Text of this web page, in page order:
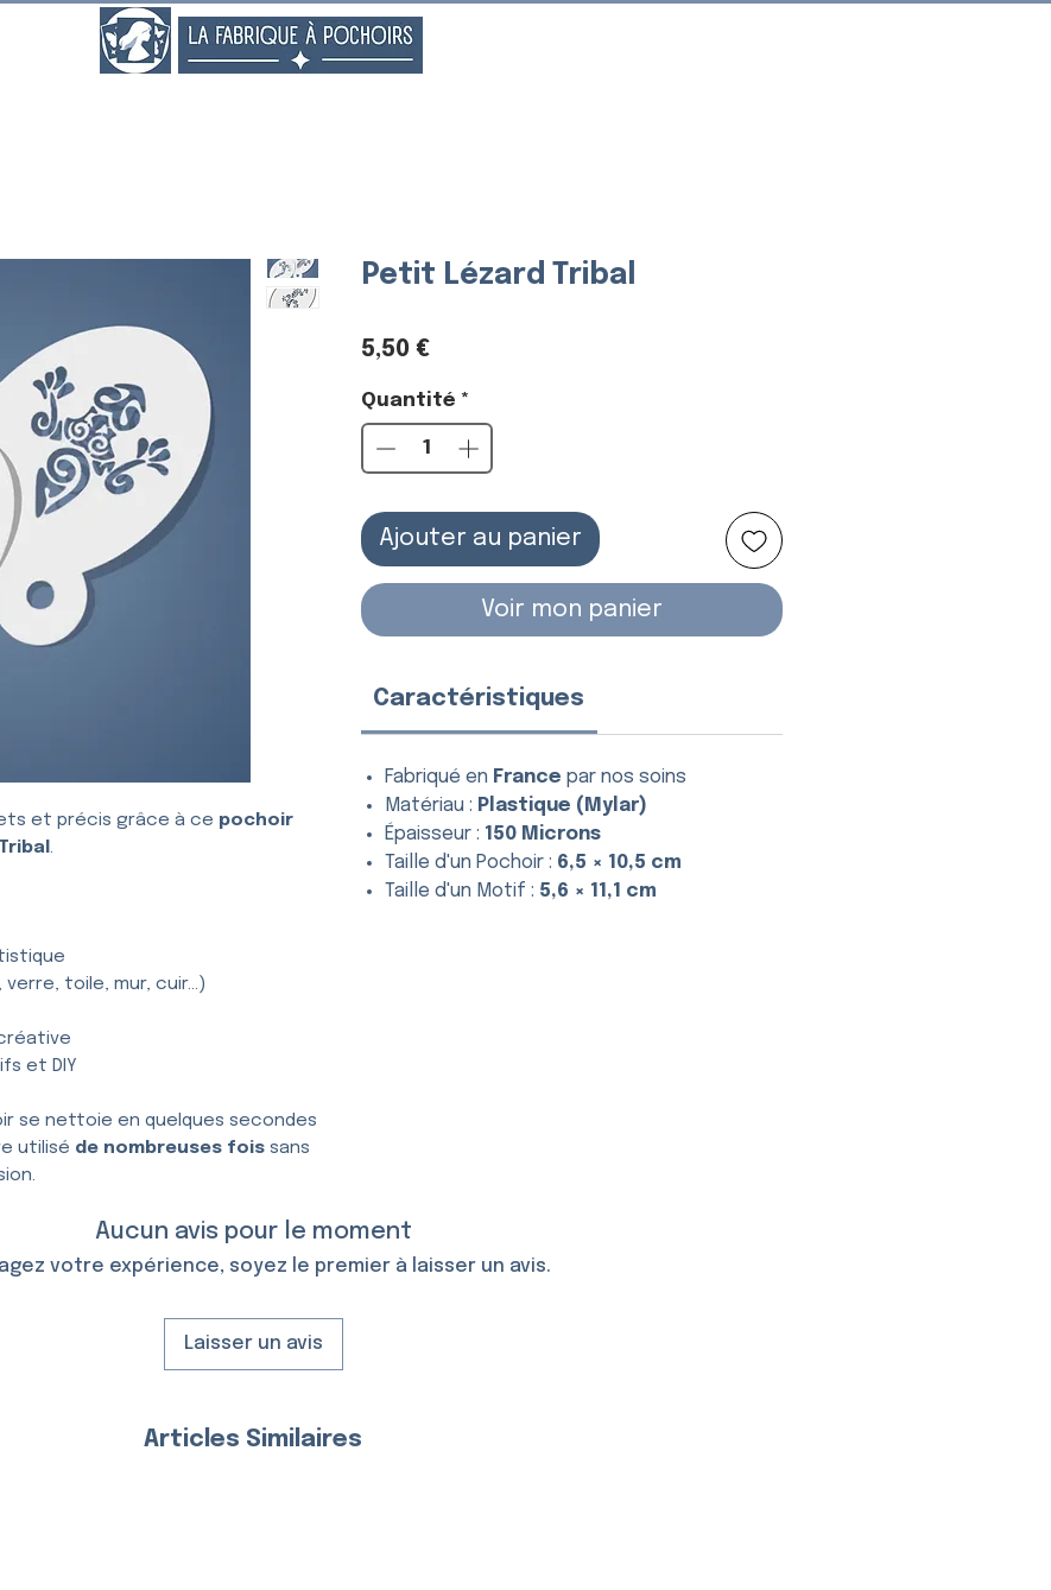
et précis grâce à ce pochoir
.
verre, toile, mur, cuir…)
et DIY
se nettoie en quelques secondes
utilisé de nombreuses foissans
Petit Lézard Tribal
5,50 €Prix
Quantité *
Ajouter au panier
Voir mon panier
Caractéristiques
Fabriqué en France par nos soins
Matériau : Plastique (Mylar)
Épaisseur : 150 Microns
Taille d'un Pochoir : 6,5 × 10,5 cm
Taille d'un Motif : 5,6 × 11,1 cm
Aucun avis pour le moment
votre expérience, soyez le premier à laisser un avis.
Laisser un avis
Articles Similaires